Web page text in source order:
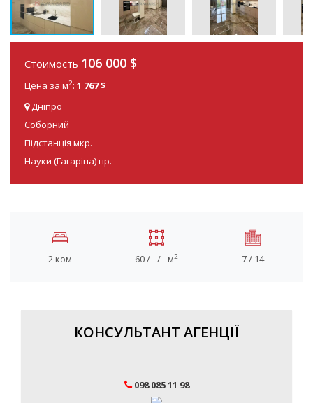
Стоимость 106 000 $
Цена за м2: 1 767 $
Дніпро
Соборний
Підстанція мкр.
Науки (Гагаріна) пр.
2 ком 60 / - / - м2 7 / 14
КОНСУЛЬТАНТ АГЕНЦІЇ
098 085 11 98